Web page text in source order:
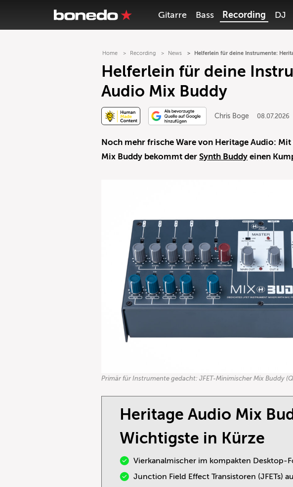
Gitarre Bass Recording DJ
Home Recording News Helferlein für deine Instrumente:
Helferlein für deine
Audio Mix Buddy
Chris Boge 08.07.2026
Noch mehr frische Ware von Heritage Audio:
Mix Buddy bekommt derSynth Buddy einen
Primär für Instrumente gedacht: JFET-Minimischer Mix Buddy
Heritage Audio Mix
Wichtigste in Kürze
Vierkanalmischer im kompakten Desktop-
Junction Field Effect Transistoren (JFETs)